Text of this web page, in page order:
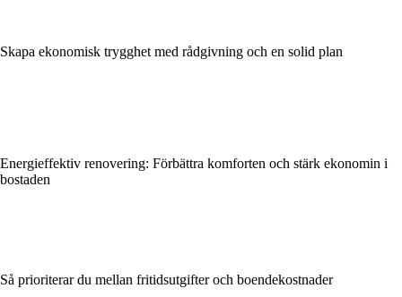
Skapa ekonomisk trygghet med rådgivning och en solid plan
Energieffektiv renovering: Förbättra komforten och stärk ekonomin i
bostaden
Så prioriterar du mellan fritidsutgifter och boendekostnader